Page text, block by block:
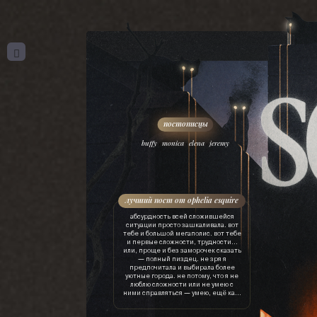
лучший пост от ophelia esquire
абсурдность всей сложившейся
ситуации просто зашкаливала. вот
тебе и большой мегаполис. вот тебе
и первые сложности, трудности…
или, проще и без заморочек сказать
— полный пиздец. не зря я
предпочитала и выбирала более
уютные города. не потому, что я не
люблю сложности или не умею с
ними справляться — умею, ещё как.
драгоценного времени, нервов, сил,
buffy ,monica,elena , jeremy